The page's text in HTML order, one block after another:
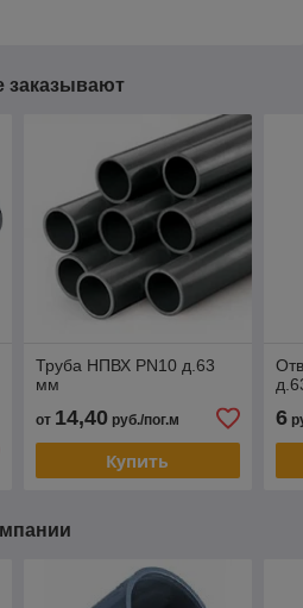
заказывают
Труба НПВХ PN10 д.63
мм
от 14,40руб./пог.м
Купить
6